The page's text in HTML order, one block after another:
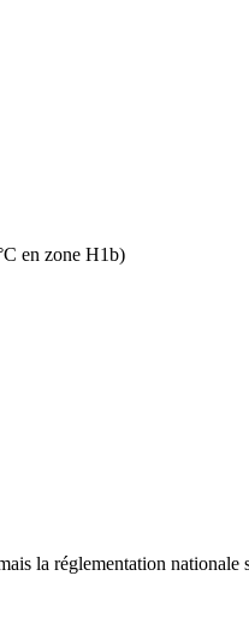
en zone H1b)
la réglementation